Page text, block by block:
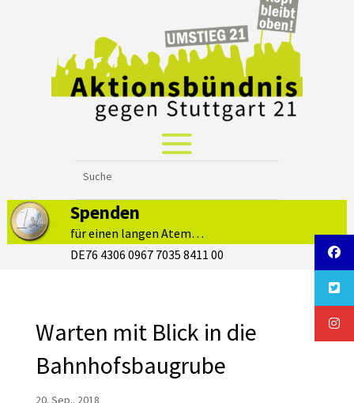
Spenden
für einen langen Atem…
DE76 4306 0967 7035 8411 00
Warten mit Blick in die
Bahnhofsbaugrube
20. Sep.. 2018